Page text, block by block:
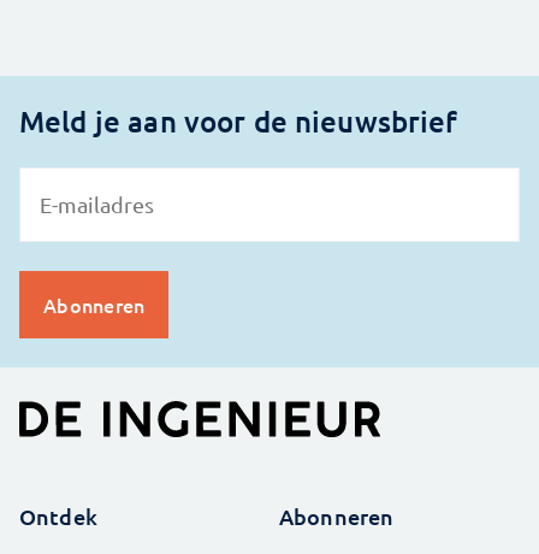
Meld je aan voor de nieuwsbrief
Ontdek Abonneren